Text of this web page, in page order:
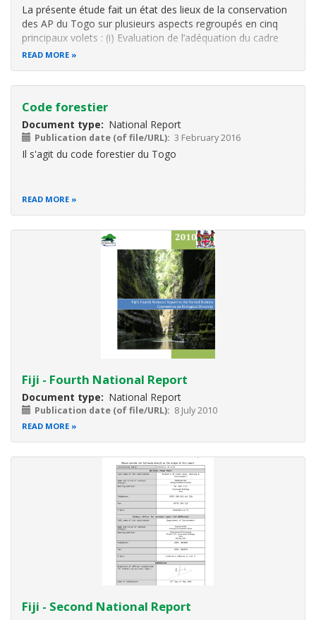
La présente étude fait un état des lieux de la conservation
des AP du Togo sur plusieurs aspects regroupés en cinq
principaux volets : (i) Evaluation de l’adéquation du cadre
juridico institutionnel du système d’AP au regard des enjeux
READ MORE
Code forestier
Document type National Report
Publication date (of file/URL) 3 February 2016
Il s'agit du code forestier du Togo
READ MORE
Fiji - Fourth National Report
Document type National Report
Publication date (of file/URL) 8 July 2010
READ MORE
Fiji - Second National Report